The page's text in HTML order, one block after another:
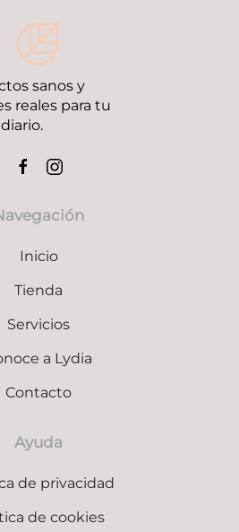
sanos y
reales para tu
Inicio
Tienda
Servicios
a Lydia
Contacto
Ayuda
de privacidad
de cookies